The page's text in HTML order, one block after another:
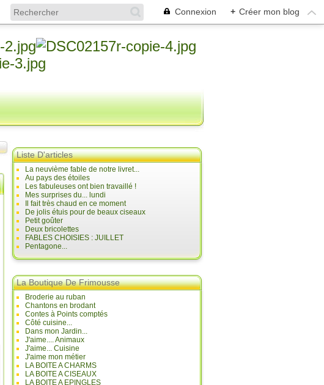
Connexion + Créer mon blog
Liste D'articles
La neuvième fable de notre livret...
Au pays des étoiles
Les fabuleuses ont bien travaillé !
Mes surprises du... lundi
Il fait très chaud en ce moment
De jolis étuis pour de beaux ciseaux
Petit goûter
Deux bricolettes
FABLES CHOISIES : JUILLET
Pentagone...
La Boutique De Frimousse
Broderie au ruban
Chantons en brodant
Contes à Points comptés
Côté cuisine...
Dans mon Jardin...
J'aime.... Animaux
J'aime... Cuisine
J'aime mon métier
LA BOITE A CHARMS
LA BOITE A CISEAUX
LA BOITE A EPINGLES